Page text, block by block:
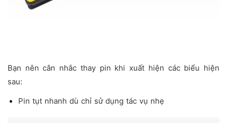
Bạn nên cân nhắc thay pin khi xuất hiện các biểu hiện
sau:
Pin tụt nhanh dù chỉ sử dụng tác vụ nhẹ